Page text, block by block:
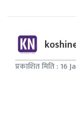
प्रकाशित मिति :